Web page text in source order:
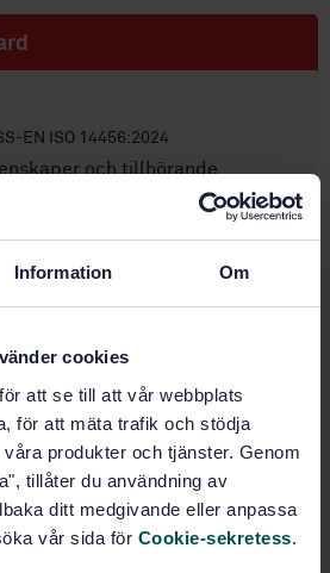
Information Om
cookies
att se till att vår webbplats
för att mäta trafik och stödja
produkter och tjänster. Genom
tillåter du användning av
ditt medgivande eller anpassa
vår sida för Cookie-sekretess.
EN ISO 14456:2024
och tillhörande
(ISO 14456:2024)
Pris:1 599 SEK
Fler alternativ